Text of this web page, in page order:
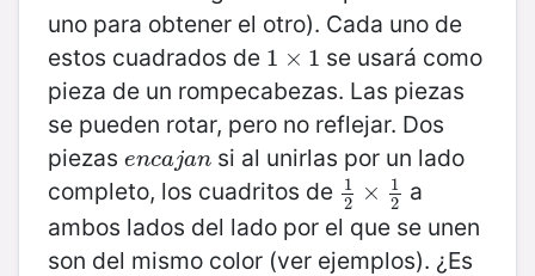
uno para obtener el otro). Cada uno de
estos cuadrados de 1 × 1
1 ×1
se usará como
pieza de un rompecabezas. Las piezas
se pueden rotar, pero no reflejar. Dos
piezas encajan
encajansi al unirlas por un lado
completo, los cuadritos de 1
2
×
1
2
12 × 12 a
ambos lados del lado por el que se unen
son del mismo color (ver ejemplos). ¿Es